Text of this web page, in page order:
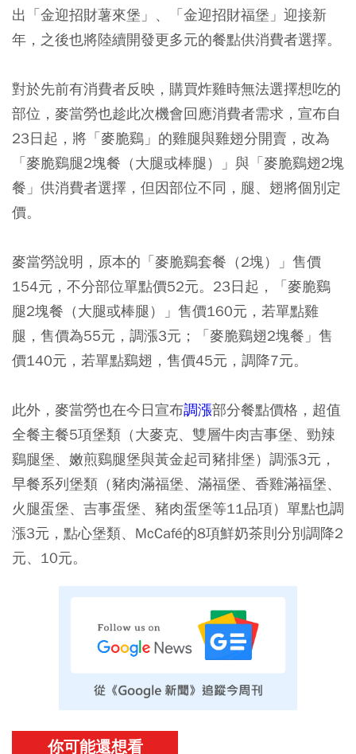
出「金迎招財薯來堡」、「金迎招財福堡」迎接新
年，之後也將陸續開發更多元的餐點供消費者選擇。
對於先前有消費者反映，購買炸雞時無法選擇想吃的
部位，麥當勞也趁此次機會回應消費者需求，宣布自
23日起，將「麥脆鷄」的雞腿與雞翅分開賣 ，改為
「麥脆鷄腿2塊餐（大腿或棒腿）」與「麥脆鷄翅2塊
餐」供消費者選擇，但因部位不同，腿、翅將個別定
價。
麥當勞說明，原本的「麥脆鷄套餐（2塊）」售價
154元，不分部位單點價52元。23日起，「麥脆鷄
腿2塊餐（大腿或棒腿）」售價160元，若單點雞
腿，售價為55元，調漲3元；「麥脆鷄翅2塊餐」售
價140元，若單點鷄翅，售價45元，調降7元。
此外，麥當勞也在今日宣布調漲部分餐點價格 ，超值
全餐主餐5項堡類（大麥克、雙層牛肉吉事堡、勁辣
鷄腿堡、嫩煎鷄腿堡與黃金起司豬排堡）調漲3元，
早餐系列堡類（豬肉滿福堡、滿福堡、香雞滿福堡、
火腿蛋堡、吉事蛋堡、豬肉蛋堡等11品項）單點也調
漲3元，點心堡類、McCafé的8項鮮奶茶則分別調降2
元、10元。